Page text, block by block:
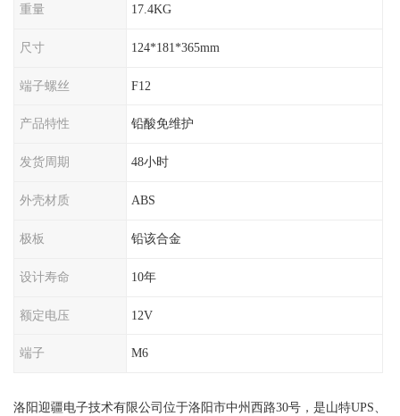
重量 17.4KG
尺寸 124*181*365mm
端子螺丝 F12
产品特性 铅酸免维护
发货周期 48小时
外壳材质 ABS
极板 铅该合金
设计寿命 10年
额定电压 12V
端子 M6
洛阳迎疆电子技术有限公司位于洛阳市中州西路30号，是山特UPS、